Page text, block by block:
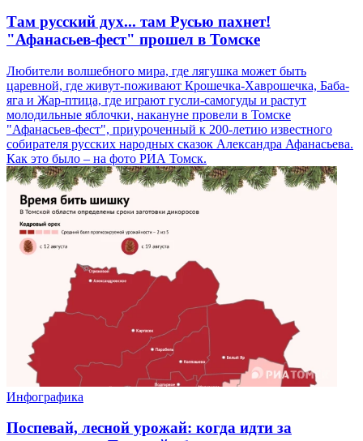
Там русский дух... там Русью пахнет!
"Афанасьев-фест" прошел в Томске
Любители волшебного мира, где лягушка может быть
царевной, где живут-поживают Крошечка-Хаврошечка, Баба-
яга и Жар-птица, где играют гусли-самогуды и растут
молодильные яблочки, накануне провели в Томске
"Афанасьев-фест", приуроченный к 200-летию известного
собирателя русских народных сказок Александра Афанасьева.
Как это было – на фото РИА Томск.
Инфографика
Поспевай, лесной урожай: когда идти за